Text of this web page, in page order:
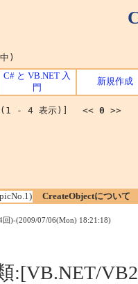
)
C# と VB.NET 入
門
新規作成
(1 - 4 表示)] << 0 >>
CreateObjectについて
回)-(2009/07/06(Mon) 18:21:18)
:[VB.NET/